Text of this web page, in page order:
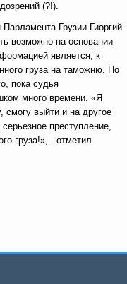
(?!).
Грузии Гиоргий
возможно на основании
является, к
груза на таможню. По
пока судья
много времени. «Я
смогу выйти и на другое
преступление,
груза!», - отметил